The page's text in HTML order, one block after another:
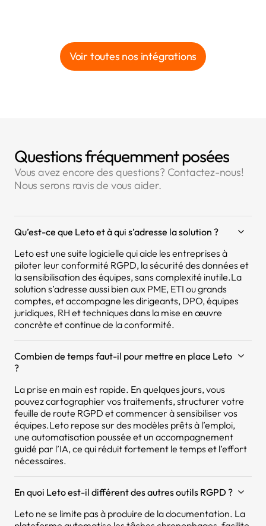
Voir toutes nos intégrations
Questions fréquemment posées
Vous avez encore des questions? Contactez-nous!
Nous serons ravis de vous aider.
Qu’est-ce que Leto et à qui s’adresse la solution ?
Leto est une suite logicielle qui aide les entreprises à
piloter leur conformité RGPD, la sécurité des données et
la sensibilisation des équipes, sans complexité inutile.La
solution s’adresse aussi bien aux PME, ETI ou grands
comptes, et accompagne les dirigeants, DPO, équipes
juridiques, RH et techniques dans la mise en œuvre
concrète et continue de la conformité.
Combien de temps faut-il pour mettre en place Leto
?
La prise en main est rapide. En quelques jours, vous
pouvez cartographier vos traitements, structurer votre
feuille de route RGPD et commencer à sensibiliser vos
équipes.Leto repose sur des modèles prêts à l’emploi,
une automatisation poussée et un accompagnement
guidé par l’IA, ce qui réduit fortement le temps et l’effort
nécessaires.
En quoi Leto est-il différent des autres outils RGPD ?
Leto ne se limite pas à produire de la documentation. La